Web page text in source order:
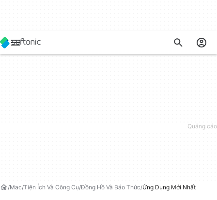
Mac Tiện Ích Và Công Cụ Đồng Hồ Và Báo Thức Ứng Dụng Mới Nhất